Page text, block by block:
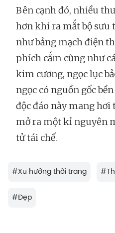
Bên cạnh đó, nhiều
hơn khi ra mắt bộ sưu
như bảng mạch điện
phích cắm cũng như
kim cương, ngọc lục
ngọc có nguồn gốc
độc đáo này mang hơi
mở ra một kỉ nguyên
tử tái chế.
#Xu hướng thời trang #
#Đẹp